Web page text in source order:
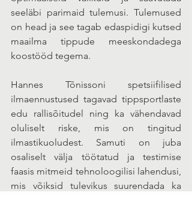
seeläbi parimaid tulemusi. Tulemused
on head ja see tagab edaspidigi kutsed
maailma tippude meeskondadega
koostööd tegema.
Hannes Tõnissoni spetsiifilised
ilmaennustused tagavad tippsportlaste
edu rallisõitudel ning ka vähendavad
oluliselt riske, mis on tingitud
ilmastikuoludest. Samuti on juba
osaliselt välja töötatud ja testimise
faasis mitmeid tehnoloogilisi lahendusi,
mis võiksid tulevikus suurendada ka